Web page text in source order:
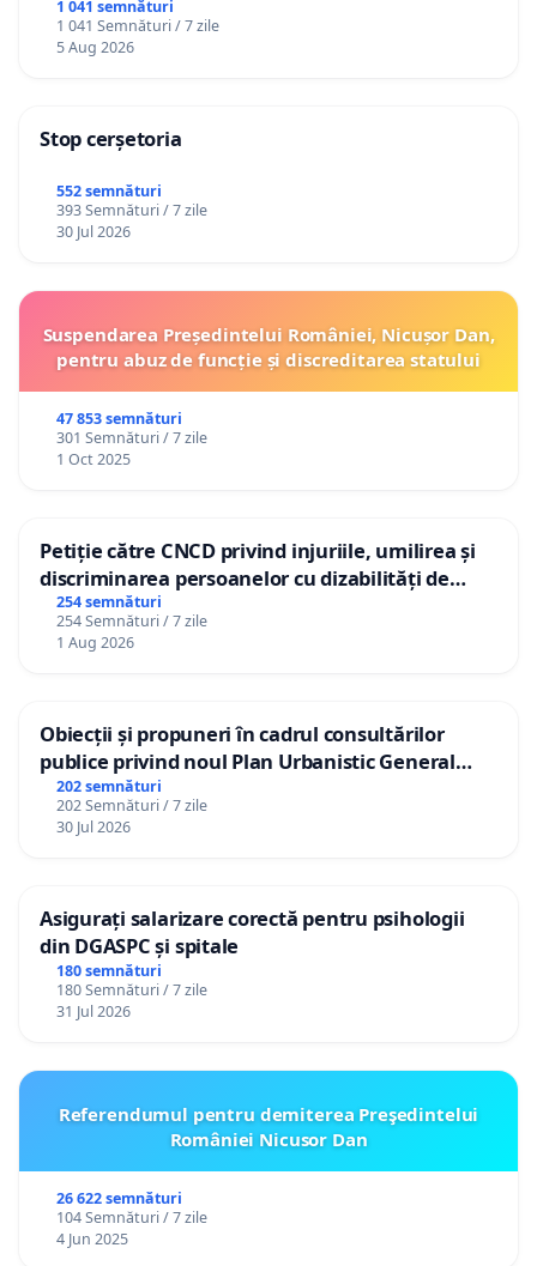
1 041 semnături
1 041 Semnături / 7 zile
5 Aug 2026
Stop cerșetoria
552 semnături
393 Semnături / 7 zile
30 Jul 2026
Suspendarea Președintelui României, Nicușor Dan,
pentru abuz de funcție și discreditarea statului
47 853 semnături
301 Semnături / 7 zile
1 Oct 2025
Petiție către CNCD privind injuriile, umilirea și
discriminarea persoanelor cu dizabilități de
către utilizatorul TikTok „Gorici”
254 semnături
254 Semnături / 7 zile
1 Aug 2026
Obiecții și propuneri în cadrul consultărilor
publice privind noul Plan Urbanistic General
(PUG) Ialoveni
202 semnături
202 Semnături / 7 zile
30 Jul 2026
Asigurați salarizare corectă pentru psihologii
din DGASPC și spitale
180 semnături
180 Semnături / 7 zile
31 Jul 2026
Referendumul pentru demiterea Preşedintelui
României Nicusor Dan
26 622 semnături
104 Semnături / 7 zile
4 Jun 2025